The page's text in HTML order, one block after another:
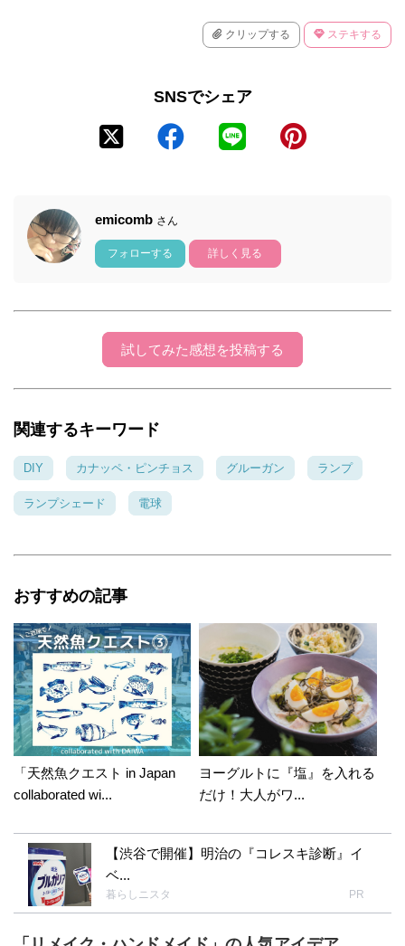
クリップする ステキする
SNSでシェア
emicomb さん
フォローする 詳しく見る
試してみた感想を投稿する
関連するキーワード
DIY カナッペ・ピンチョス グルーガン ランプ
ランプシェード 電球
おすすめの記事
「天然魚クエスト in Japan
collaborated wi...
ヨーグルトに『塩』を入れる
だけ！大人がワ...
【渋谷で開催】明治の『コレスキ診断』イ
ベ...
暮らしニスタ PR